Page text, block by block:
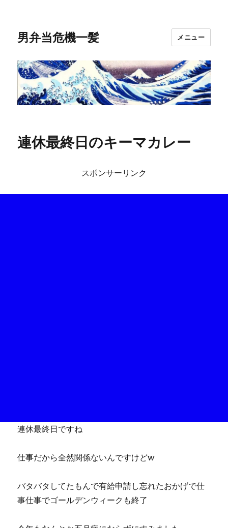
男弁当危機一髪 メニュー
連休最終日のキーマカレー
スポンサーリンク
連休最終日ですね
仕事だから全然関係ないんですけどw
バタバタしてたもんで有給申請し忘れたおかげで仕
事仕事でゴールデンウィークも終了